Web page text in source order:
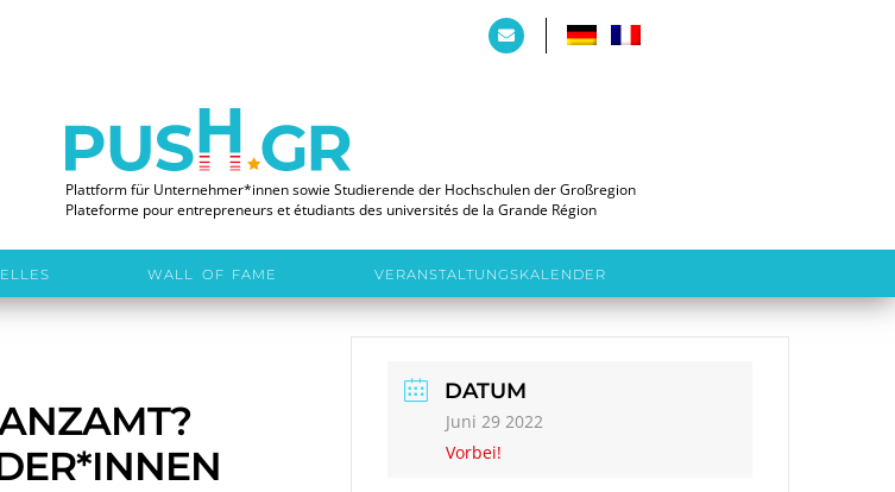
Plattform für Unternehmer*innen sowie Studierende der Hochschulen der Großregion
Plateforme pour entrepreneurs et étudiants des universités de la Grande Région
WALL OF FAME VERANSTALTUNGSKALENDER
DATUM
Juni 29 2022
Vorbei!